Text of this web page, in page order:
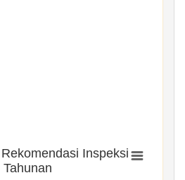
Inspeksi
Tahunan